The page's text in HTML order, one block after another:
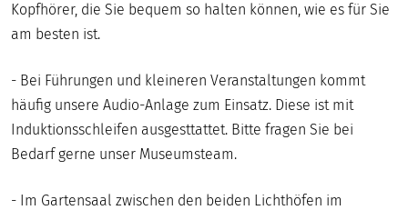
DIGITAL
Kopfhörer, die Sie bequem so halten können, wie es für Sie
am besten ist.
- Bei Führungen und kleineren Veranstaltungen kommt
häufig unsere Audio-Anlage zum Einsatz. Diese ist mit
Induktionsschleifen ausgesttattet. Bitte fragen Sie bei
Bedarf gerne unser Museumsteam.
- Im Gartensaal zwischen den beiden Lichthöfen im